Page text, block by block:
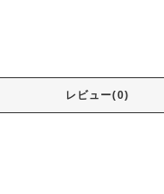
レビュー(0)